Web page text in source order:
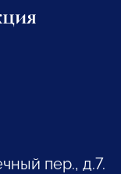
пер., д.7.